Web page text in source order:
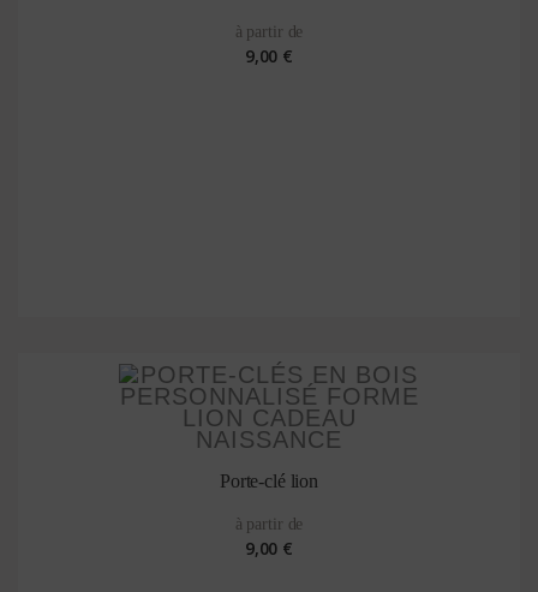
à partir de
9,00 €
Porte-clé lion
à partir de
9,00 €